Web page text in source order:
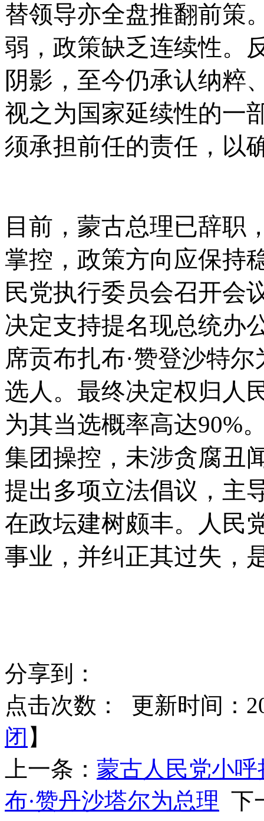
替领导亦全盘推翻前策
弱，政策缺乏连续性。
阴影，至今仍承认纳粹
视之为国家延续性的一
须承担前任的责任，以
目前，蒙古总理已辞职
掌控，政策方向应保持
民党执行委员会召开会
决定支持提名现总统办
席贡布扎布·赞登沙特
选人。最终决定权归人
为其当选概率高达90%
集团操控，未涉贪腐丑
提出多项立法倡议，主
在政坛建树颇丰。人民
事业，并纠正其过失，
分享到：
点击次数：
更新时间：
闭 】
上一条： 蒙古人民党小
布·赞丹沙塔尔为总理 下